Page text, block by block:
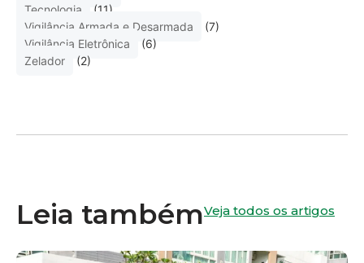
Tecnologia
(11)
Vigilância Armada e Desarmada
(7)
Vigilância Eletrônica
(6)
Zelador
(2)
Leia tambémVeja todos os artigos